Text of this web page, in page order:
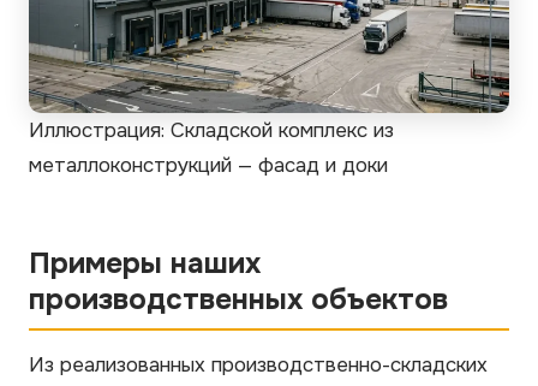
Иллюстрация: Складской комплекс из
металлоконструкций — фасад и доки
Примеры наших
производственных объектов
Из реализованных производственно-складских